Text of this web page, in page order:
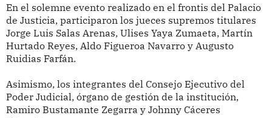
En el solemne evento realizado en el frontis del Palacio
de Justicia, participaron los jueces supremos titulares
Jorge Luis Salas Arenas, Ulises Yaya Zumaeta, Martín
Hurtado Reyes, Aldo Figueroa Navarro y Augusto
Ruidias Farfán.
Asimismo, los integrantes del Consejo Ejecutivo del
Poder Judicial, órgano de gestión de la institución,
Ramiro Bustamante Zegarra y Johnny Cáceres